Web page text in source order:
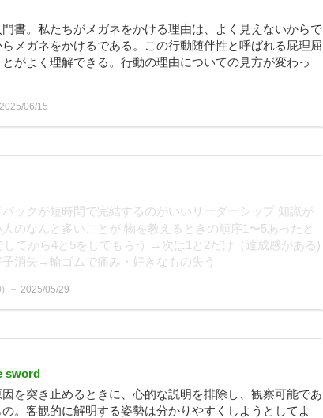
書。私たちがメガネをかける理由は、よく見えないからで
メガネをかけるである。この行動随伴性と呼ばれる屁理屈
がよく理解できる。行動の理由についての見方が変わっ
2025/06/15
ックが短時間で完結するのがいいリーダーシップ 知識が
のなんと多いことが 物を教えるときの順序1〜5あったと
てから4と5をしてもらう →次は1と2だけ（達成感がある)
消失→輪ゴムで痛み・好きなもの失う
) 2025/05/29
sword
を突き止めるときに、心的な説明を排除し、観察可能であ
。客観的に解明する姿勢は分かりやすくしようとしてよ